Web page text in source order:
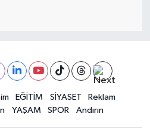
EĞİTİM SİYASET
Reklam
YAŞAM SPOR Andırın